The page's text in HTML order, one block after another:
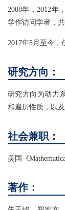
2008年，2012年
学作访问学者，共
2017年5月至今，
研究方向：
研究方向为动力
和遍历性质，以
社会兼职：
美国《
著作：